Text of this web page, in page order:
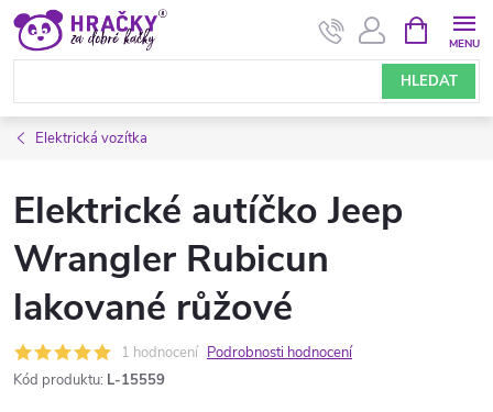
Přejít
obsah
HLEDAT
NÁKUPNÍ
KOŠÍK
Elektrická vozítka
Elektrické autíčko Jeep
Wrangler Rubicun
lakované růžové
1 hodnocení Podrobnosti hodnocení
Kód produktu: L-15559